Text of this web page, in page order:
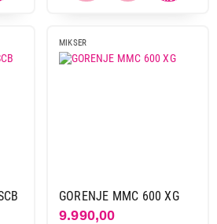
MIKSER
GORENJE MMC 600 XG
9.990,00
4.421,00